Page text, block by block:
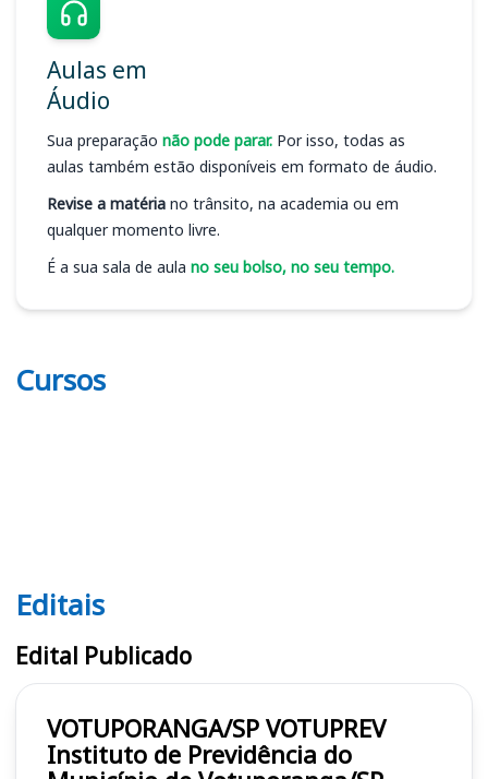
Aulas em
Áudio
Sua preparação não pode parar. Por isso, todas as
aulas também estão disponíveis em formato de áudio.
Revise a matéria no trânsito, na academia ou em
qualquer momento livre.
É a sua sala de aula no seu bolso, no seu tempo.
Cursos
Editais VOTUPREV
Editais
Edital Publicado
VOTUPORANGA/SP VOTUPREV
Instituto de Previdência do